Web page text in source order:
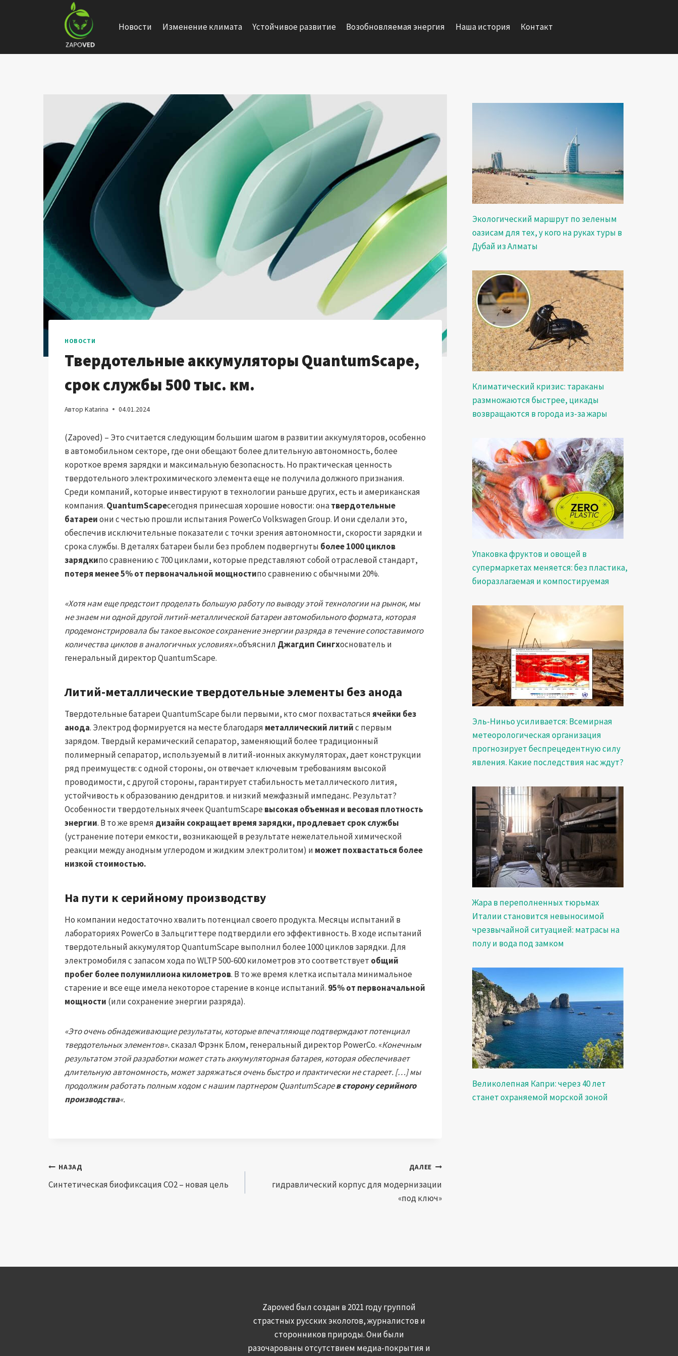
Новости Изменение климата Yстойчивое развитие Возобновляемая энергия Наша история Контакт
НОВОСТИ
Твердотельные аккумуляторы QuantumScape,
срок службы 500 тыс. км.
Автор Katarina 04.01.2024
(Zapoved) – Это считается следующим большим шагом в развитии аккумуляторов, особенно
в автомобильном секторе, где они обещают более длительную автономность, более
короткое время зарядки и максимальную безопасность. Но практическая ценность
твердотельного электрохимического элемента еще не получила должного признания.
Среди компаний, которые инвестируют в технологии раньше других, есть и американская
компания. QuantumScapeсегодня принесшая хорошие новости: онатвердотельные
батареиони с честью прошли испытания PowerCo Volkswagen Group. И они сделали это,
обеспечив исключительные показатели с точки зрения автономности, скорости зарядки и
срока службы. В деталях батареи были без проблем подвергнуты более 1000 циклов
зарядкипо сравнению с 700 циклами, которые представляют собой отраслевой стандарт,
потеря менее 5% от первоначальной мощностипо сравнению с обычными 20%.
«Хотя нам еще предстоит проделать большую работу по выводу этой технологии на рынок, мы
не знаем ни одной другой литий-металлической батареи автомобильного формата, которая
продемонстрировала бы такое высокое сохранение энергии разряда в течение сопоставимого
количества циклов в аналогичных условиях».объяснил Джагдип Сингхоснователь и
генеральный директор QuantumScape.
Литий-металлические твердотельные элементы без анода
Твердотельные батареи QuantumScape были первыми, кто смог похвастатьсяячейки без
анода. Электрод формируется на месте благодаря металлический литийс первым
зарядом. Твердый керамический сепаратор, заменяющий более традиционный
полимерный сепаратор, используемый в литий-ионных аккумуляторах, дает конструкции
ряд преимуществ: с одной стороны, он отвечает ключевым требованиям высокой
проводимости, с другой стороны, гарантирует стабильность металлического лития,
устойчивость к образованию дендритов. и низкий межфазный импеданс. Результат?
Особенности твердотельных ячеек QuantumScape высокая объемная и весовая плотность
энергии. В то же время дизайн сокращает время зарядки, продлевает срок службы
(устранение потери емкости, возникающей в результате нежелательной химической
реакции между анодным углеродом и жидким электролитом) и может похвастаться более
низкой стоимостью.
На пути к серийному производству
Но компании недостаточно хвалить потенциал своего продукта. Месяцы испытаний в
лабораториях PowerCo в Зальцгиттере подтвердили его эффективность. В ходе испытаний
твердотельный аккумулятор QuantumScape выполнил более 1000 циклов зарядки. Для
электромобиля с запасом хода по WLTP 500-600 километров это соответствует общий
пробег более полумиллиона километров. В то же время клетка испытала минимальное
старение и все еще имела некоторое старение в конце испытаний. 95% от первоначальной
мощности (или сохранение энергии разряда).
«Это очень обнадеживающие результаты, которые впечатляюще подтверждают потенциал
твердотельных элементов».сказал Фрэнк Блом, генеральный директор PowerCo. «Конечным
результатом этой разработки может стать аккумуляторная батарея, которая обеспечивает
длительную автономность, может заряжаться очень быстро и практически не стареет. […] мы
продолжим работать полным ходом с нашим партнером QuantumScapeв сторону серийного
производства«.
Навигация
по
НАЗАД
Синтетическая биофиксация CO2 – новая цель
ДАЛЕЕ
гидравлический корпус для модернизации
«под ключ»
Экологический маршрут по зеленым
оазисам для тех, у кого на руках туры в
Дубай из Алматы
Климатический кризис: тараканы
размножаются быстрее, цикады
возвращаются в города из-за жары
Упаковка фруктов и овощей в
супермаркетах меняется: без пластика,
биоразлагаемая и компостируемая
Эль-Ниньо усиливается: Всемирная
метеорологическая организация
прогнозирует беспрецедентную силу
явления. Какие последствия нас ждут?
Жара в переполненных тюрьмах
Италии становится невыносимой
чрезвычайной ситуацией: матрасы на
полу и вода под замком
Великолепная Капри: через 40 лет
станет охраняемой морской зоной
Zapoved был создан в 2021 году группой
страстных русских экологов, журналистов и
сторонников природы. Они были
разочарованы отсутствием медиа-покрытия и